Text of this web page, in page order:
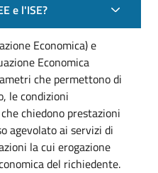
e l'ISE?
Economica) e
Economica
che permettono di
le condizioni
chiedono prestazioni
agevolato ai servizi di
la cui erogazione
del richiedente.